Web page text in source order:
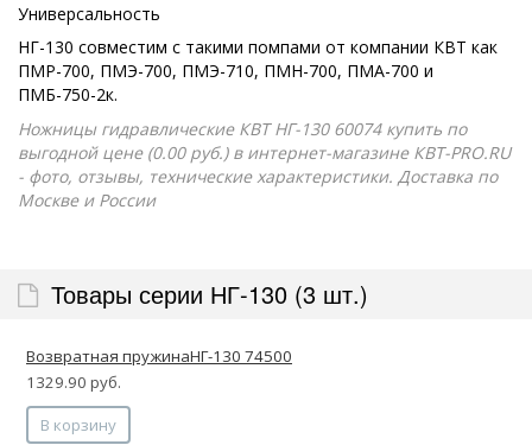
Универсальность
НГ-130 совместим с такими помпами от компании КВТ как
ПМР-700, ПМЭ-700, ПМЭ-710, ПМН-700, ПМА-700 и
ПМБ-750-2к.
Ножницы гидравлические КВТ НГ-130 60074 купить по
выгодной цене (0.00 руб.) в интернет-магазине КВТ-PRO.RU
- фото, отзывы, технические характеристики. Доставка по
Москве и России
Товары серии НГ-130 (3 шт.)
Возвратная пружинаНГ-130 74500
1329.90 руб.
В корзину